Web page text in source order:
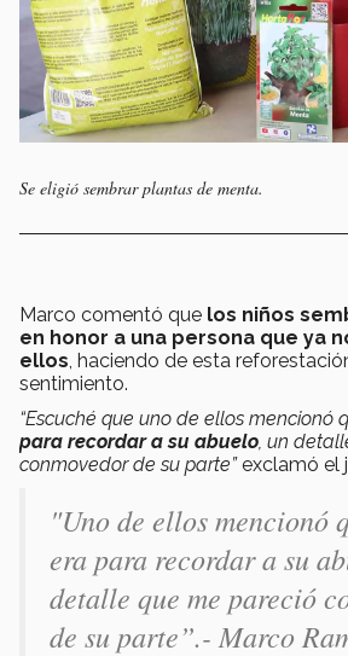
Se eligió sembrar plantas de menta.
Marco comentó que los niños
en honor a una persona que ya
ellos , haciendo de esta
sentimiento.
“Escuché que uno de ellos mencionó
para recordar a su abuelo , un
conmovedor de su parte”exclamó el
"Uno de ellos mencionó
era para recordar a su
detalle que me pareció
de su parte”.- Marco